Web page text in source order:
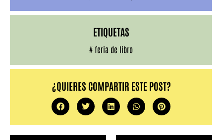
ETIQUETAS
# feria de libro
¿QUIERES COMPARTIR ESTE POST?